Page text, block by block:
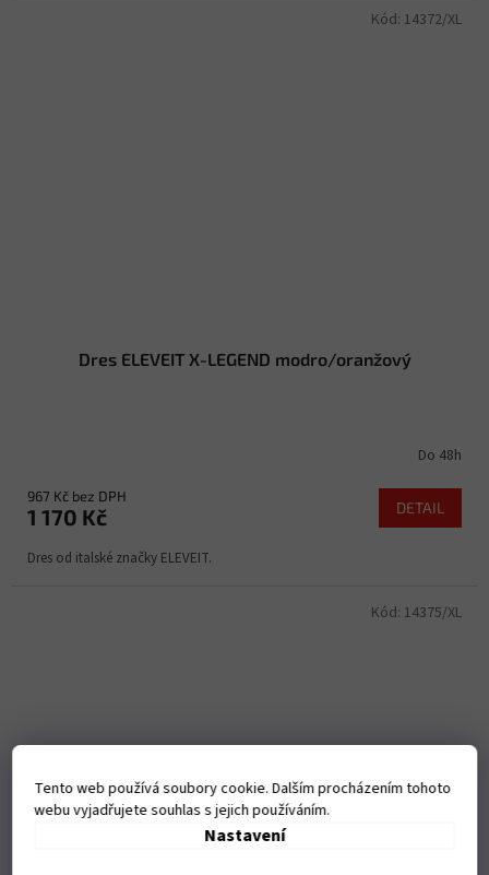
Tento web používá soubory cookie. Dalším procházením tohoto
webu vyjadřujete souhlas s jejich používáním.
Nastavení
Dres ELEVEIT X-LEGEND modro/oranžový
Do 48h
967 Kč bez DPH
1 170 Kč DETAIL
Dres od italské značky ELEVEIT.
Kód: 14372/XL
Kód: 14375/XL